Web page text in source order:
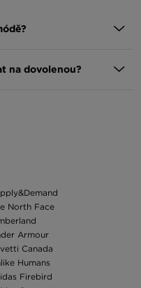
na dovolenou?
North Face
Armour
Canada
Humans
Firebird